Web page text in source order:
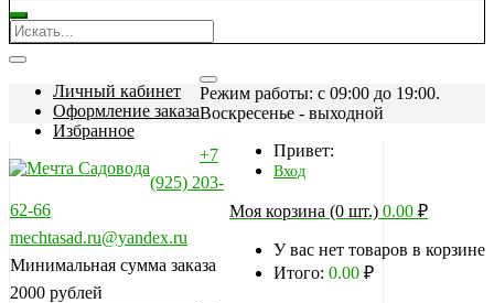
Личный кабинет
Оформление заказа
Избранное
Режим работы: c 09:00 до 19:00.
Воскресенье - выходной
Привет:
Вход
Моя корзина (0 шт.) 0.00 ₽
У вас нет товаров в корзине
Итого: 0.00 ₽
+7
(925) 203-
62-66
mechtasad.ru@yandex.ru
Минимальная сумма заказа
2000 рублей